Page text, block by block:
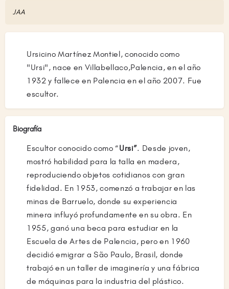
JAA
Ursicino Martínez Montiel, conocido como
"Ursi", nace en Villabellaco,Palencia, en el año
1932 y fallece en Palencia en el año 2007. Fue
escultor.
Biografía
Escultor conocido como “Ursi”. Desde joven,
mostró habilidad para la talla en madera,
reproduciendo objetos cotidianos con gran
fidelidad. En 1953, comenzó a trabajar en las
minas de Barruelo, donde su experiencia
minera influyó profundamente en su obra. En
1955, ganó una beca para estudiar en la
Escuela de Artes de Palencia, pero en 1960
decidió emigrar a São Paulo, Brasil, donde
trabajó en un taller de imaginería y una fábrica
de máquinas para la industria del plástico.